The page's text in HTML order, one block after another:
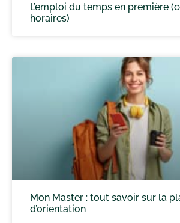
L’emploi du temps en première
horaires)
Mon Master : tout savoir sur la
d’orientation